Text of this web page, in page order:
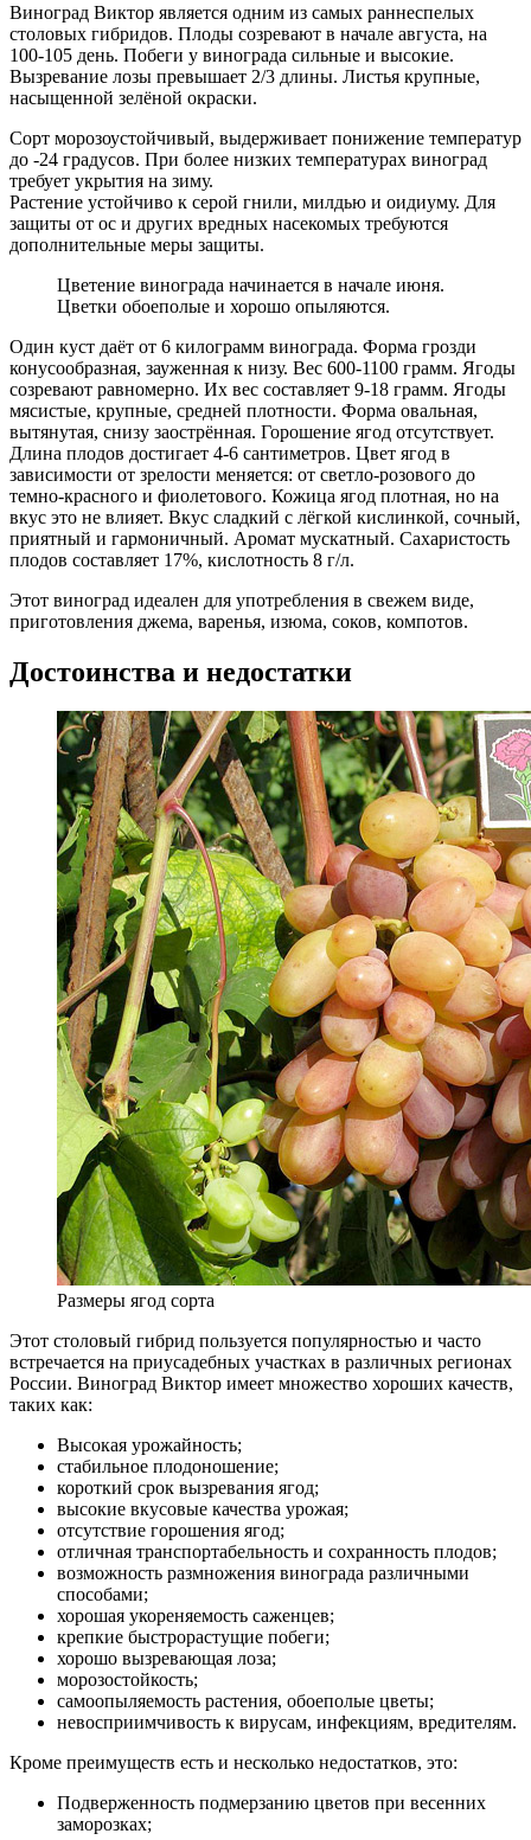
Виноград Виктор является одним из самых раннеспелых
столовых гибридов. Плоды созревают в начале августа, на
100-105 день. Побеги у винограда сильные и высокие.
Вызревание лозы превышает 2/3 длины. Листья крупные,
насыщенной зелёной окраски.
Сорт морозоустойчивый, выдерживает понижение температур
до -24 градусов. При более низких температурах виноград
требует укрытия на зиму.
Растение устойчиво к серой гнили, милдью и оидиуму. Для
защиты от ос и других вредных насекомых требуются
дополнительные меры защиты.
Цветение винограда начинается в начале июня.
Цветки обоеполые и хорошо опыляются.
Один куст даёт от 6 килограмм винограда. Форма грозди
конусообразная, зауженная к низу. Вес 600-1100 грамм. Ягоды
созревают равномерно. Их вес составляет 9-18 грамм. Ягоды
мясистые, крупные, средней плотности. Форма овальная,
вытянутая, снизу заострённая. Горошение ягод отсутствует.
Длина плодов достигает 4-6 сантиметров. Цвет ягод в
зависимости от зрелости меняется: от светло-розового до
темно-красного и фиолетового. Кожица ягод плотная, но на
вкус это не влияет. Вкус сладкий с лёгкой кислинкой, сочный,
приятный и гармоничный. Аромат мускатный. Сахаристость
плодов составляет 17%, кислотность 8 г/л.
Этот виноград идеален для употребления в свежем виде,
приготовления джема, варенья, изюма, соков, компотов.
Достоинства и недостатки
Размеры ягод сорта
Этот столовый гибрид пользуется популярностью и часто
встречается на приусадебных участках в различных регионах
России. Виноград Виктор имеет множество хороших качеств,
таких как:
Высокая урожайность;
стабильное плодоношение;
короткий срок вызревания ягод;
высокие вкусовые качества урожая;
отсутствие горошения ягод;
отличная транспортабельность и сохранность плодов;
возможность размножения винограда различными
способами;
хорошая укореняемость саженцев;
крепкие быстрорастущие побеги;
хорошо вызревающая лоза;
морозостойкость;
самоопыляемость растения, обоеполые цветы;
невосприимчивость к вирусам, инфекциям, вредителям.
Кроме преимуществ есть и несколько недостатков, это:
Подверженность подмерзанию цветов при весенних
заморозках;